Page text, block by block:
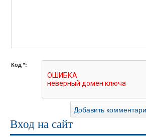
Код *:
Вход на сайт